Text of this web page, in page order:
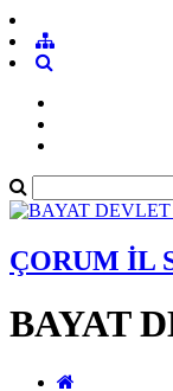
ÇORUM İL
BAYAT